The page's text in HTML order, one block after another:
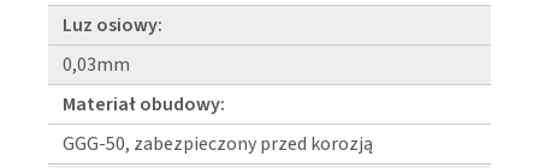
Luz osiowy:
0,03mm
Materiał obudowy:
GGG-50, zabezpieczony przed korozją